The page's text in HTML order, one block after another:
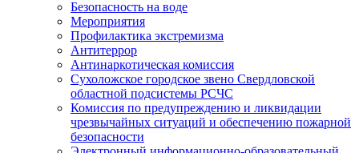
Безопасность на воде
Мероприятия
Профилактика экстремизма
Антитеррор
Антинаркотическая комиссия
Сухоложское городское звено Свердловской
областной подсистемы РСЧС
Комиссия по предупреждению и ликвидации
чрезвычайных ситуаций и обеспечению пожарной
безопасности